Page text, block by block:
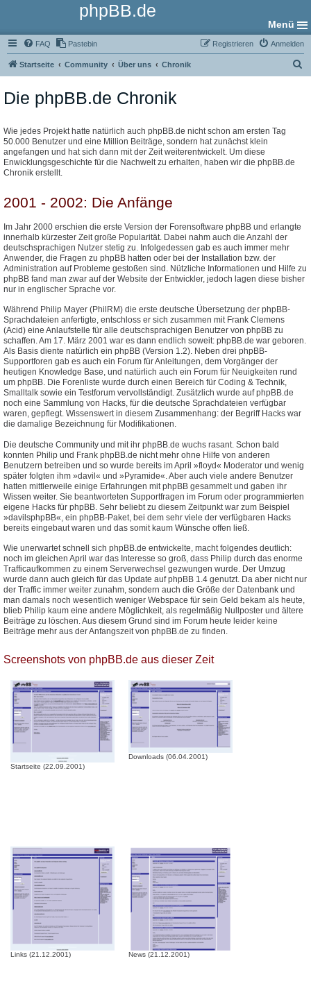
phpBB.de
Menü
FAQ Pastebin Anmelden
Registrieren
Startseite Community Über uns Chronik
Die phpBB.de Chronik
Wie jedes Projekt hatte natürlich auch phpBB.de nicht schon am ersten Tag
50.000 Benutzer und eine Million Beiträge, sondern hat zunächst klein
angefangen und hat sich dann mit der Zeit weiterentwickelt. Um diese
Enwicklungsgeschichte für die Nachwelt zu erhalten, haben wir die phpBB.de
Chronik erstellt.
2001 - 2002: Die Anfänge
Im Jahr 2000 erschien die erste Version der Forensoftware phpBB und erlangte
innerhalb kürzester Zeit große Popularität. Dabei nahm auch die Anzahl der
deutschsprachigen Nutzer stetig zu. Infolgedessen gab es auch immer mehr
Anwender, die Fragen zu phpBB hatten oder bei der Installation bzw. der
Administration auf Probleme gestoßen sind. Nützliche Informationen und Hilfe zu
phpBB fand man zwar auf der Website der Entwickler, jedoch lagen diese bisher
nur in englischer Sprache vor.
Während Philip Mayer (PhilRM) die erste deutsche Übersetzung der phpBB-
Sprachdateien anfertigte, entschloss er sich zusammen mit Frank Clemens
(Acid) eine Anlaufstelle für alle deutschsprachigen Benutzer von phpBB zu
schaffen. Am 17. März 2001 war es dann endlich soweit: phpBB.de war geboren.
Als Basis diente natürlich ein phpBB (Version 1.2). Neben drei phpBB-
Supportforen gab es auch ein Forum für Anleitungen, dem Vorgänger der
heutigen Knowledge Base, und natürlich auch ein Forum für Neuigkeiten rund
um phpBB. Die Forenliste wurde durch einen Bereich für Coding & Technik,
Smalltalk sowie ein Testforum vervollständigt. Zusätzlich wurde auf phpBB.de
noch eine Sammlung von Hacks, für die deutsche Sprachdateien verfügbar
waren, gepflegt. Wissenswert in diesem Zusammenhang: der Begriff Hacks war
die damalige Bezeichnung für Modifikationen.
Die deutsche Community und mit ihr phpBB.de wuchs rasant. Schon bald
konnten Philip und Frank phpBB.de nicht mehr ohne Hilfe von anderen
Benutzern betreiben und so wurde bereits im April »floyd« Moderator und wenig
später folgten ihm »davil« und »Pyramide«. Aber auch viele andere Benutzer
hatten mittlerweile einige Erfahrungen mit phpBB gesammelt und gaben ihr
Wissen weiter. Sie beantworteten Supportfragen im Forum oder programmierten
eigene Hacks für phpBB. Sehr beliebt zu diesem Zeitpunkt war zum Beispiel
»davilsphpBB«, ein phpBB-Paket, bei dem sehr viele der verfügbaren Hacks
bereits eingebaut waren und das somit kaum Wünsche offen ließ.
Wie unerwartet schnell sich phpBB.de entwickelte, macht folgendes deutlich:
noch im gleichen April war das Interesse so groß, dass Philip durch das enorme
Trafficaufkommen zu einem Serverwechsel gezwungen wurde. Der Umzug
wurde dann auch gleich für das Update auf phpBB 1.4 genutzt. Da aber nicht nur
der Traffic immer weiter zunahm, sondern auch die Größe der Datenbank und
man damals noch wesentlich weniger Webspace für sein Geld bekam als heute,
blieb Philip kaum eine andere Möglichkeit, als regelmäßig Nullposter und ältere
Beiträge zu löschen. Aus diesem Grund sind im Forum heute leider keine
Beiträge mehr aus der Anfangszeit von phpBB.de zu finden.
Screenshots von phpBB.de aus dieser Zeit
Startseite (22.09.2001)
Downloads (06.04.2001)
Links (21.12.2001) News (21.12.2001)